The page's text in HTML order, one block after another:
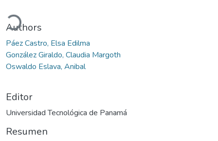
Cargando...
Authors
Páez Castro, Elsa Edilma
González Giraldo, Claudia Margoth
Oswaldo Eslava, Anibal
Editor
Universidad Tecnológica de Panamá
Resumen